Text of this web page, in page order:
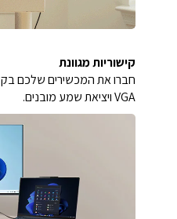
קישוריות מגוונת
‎VGA‎ ויציאת שמע מובנים.